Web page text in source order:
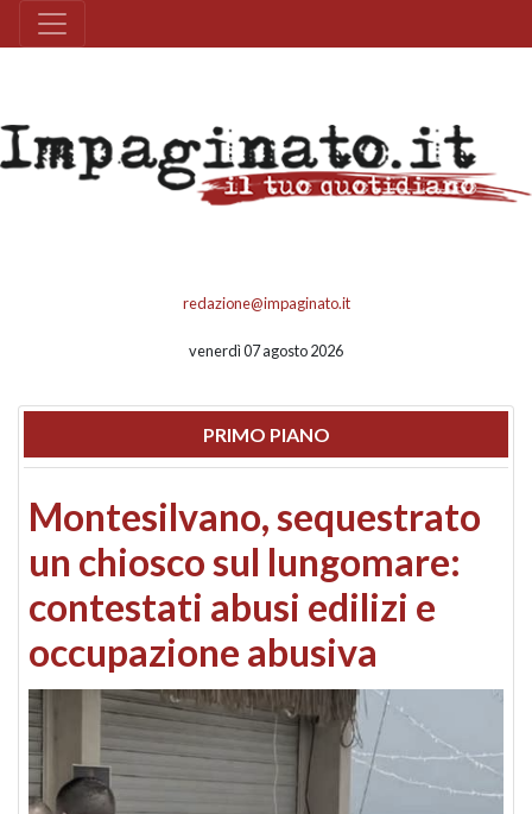
redazione@impaginato.it
venerdì 07 agosto 2026
PRIMO PIANO
Montesilvano, sequestrato
un chiosco sul lungomare:
contestati abusi edilizi e
occupazione abusiva